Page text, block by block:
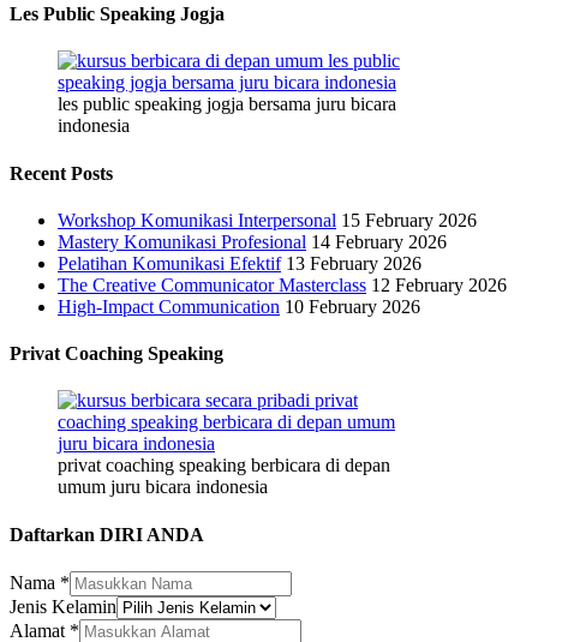
Les Public Speaking Jogja
les public speaking jogja bersama juru bicara
indonesia
Recent Posts
Workshop Komunikasi Interpersonal 15 February 2026
Mastery Komunikasi Profesional 14 February 2026
Pelatihan Komunikasi Efektif 13 February 2026
The Creative Communicator Masterclass 12 February 2026
High-Impact Communication 10 February 2026
Privat Coaching Speaking
privat coaching speaking berbicara di depan
umum juru bicara indonesia
Daftarkan DIRI ANDA
Nama *
Jenis Kelamin
Alamat *